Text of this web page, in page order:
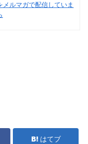
ルマガで配信していま
はてブ